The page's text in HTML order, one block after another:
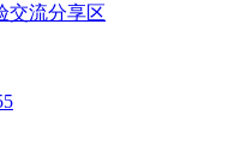
交流分享区